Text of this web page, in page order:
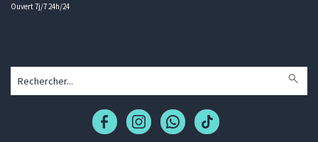
Ouvert 7j/7 24h/24